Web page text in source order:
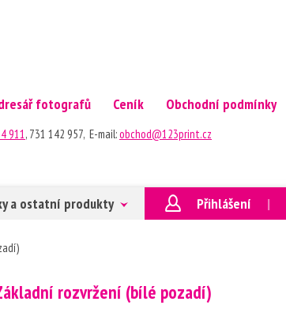
fotografů Ceník Obchodní podmínky
911, 731 142 957, E-mail:obchod@123print.cz
a ostatní produkty Přihlášení |
rozvržení (bílé pozadí)